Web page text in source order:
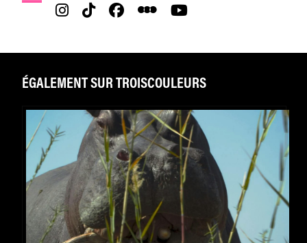
ÉGALEMENT SUR TROISCOULEURS